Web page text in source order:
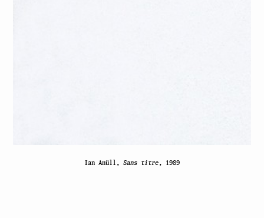
Ian Anüll, Sans titre, 1989